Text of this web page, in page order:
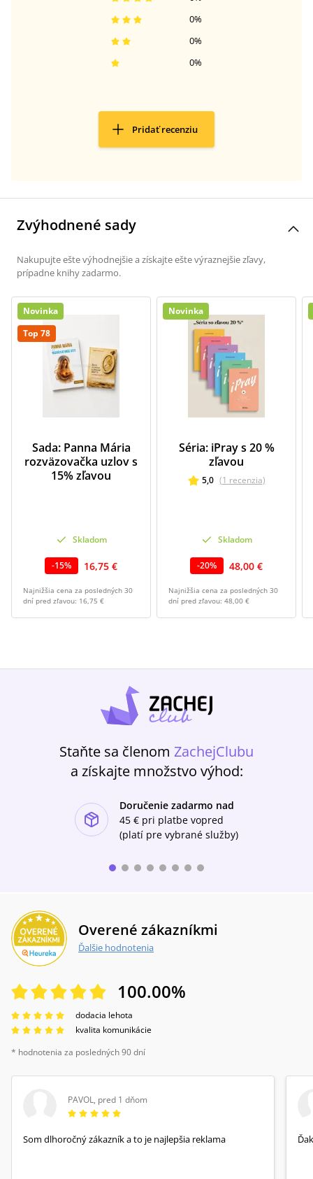
0%
0%
0%
Pridať recenziu
Zvýhodnené sady
Nakupujte ešte výhodnejšie a získajte ešte výraznejšie zľavy,
prípadne knihy zadarmo.
Novinka
Top 78
Sada: Panna Mária
rozväzovačka uzlov s
15% zľavou
Skladom
-15% 16,75 €
Najnižšia cena za posledných 30
dní pred zľavou: 16,75 €
Novinka
Séria: iPray s 20 %
zľavou
5,0 (1 recenzia)
Skladom
-20% 48,00 €
Najnižšia cena za posledných 30
dní pred zľavou: 48,00 €
Staňte sa členom ZachejClubu
a získajte množstvo výhod:
Doručenie zadarmo nad
45 € pri platbe vopred
(platí pre vybrané služby)
Overené zákazníkmi
Ďalšie hodnotenia
100.00%
dodacia lehota
kvalita komunikácie
* hodnotenia za posledných 90 dní
PAVOL, pred 1 dňom
Som dlhoročný zákazník a to je najlepšia reklama